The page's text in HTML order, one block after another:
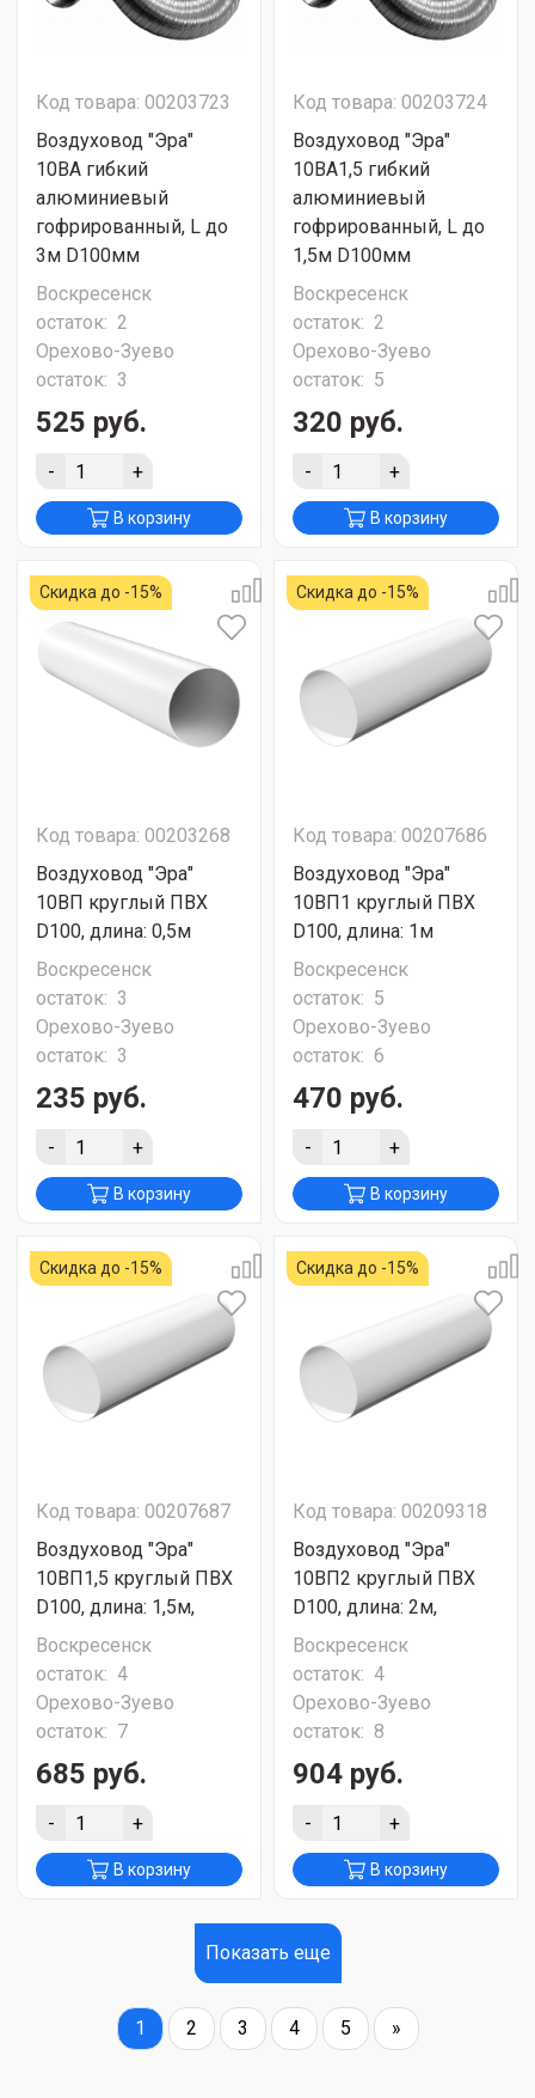
Код товара: 00203723
Воздуховод "Эра"
10ВА гибкий
алюминиевый
гофрированный, L до
3м D100мм
Воскресенск
остаток: 2
Орехово-Зуево
остаток: 3
525 руб.
- +
В корзину
Код товара: 00203724
Воздуховод "Эра"
10ВА1,5 гибкий
алюминиевый
гофрированный, L до
1,5м D100мм
Воскресенск
остаток: 2
Орехово-Зуево
остаток: 5
320 руб.
- +
В корзину
Скидка до -15%
Код товара: 00203268
Воздуховод "Эра"
10ВП круглый ПВХ
D100, длина: 0,5м
Воскресенск
остаток: 3
Орехово-Зуево
остаток: 3
235 руб.
- +
В корзину
Скидка до -15%
Код товара: 00207686
Воздуховод "Эра"
10ВП1 круглый ПВХ
D100, длина: 1м
Воскресенск
остаток: 5
Орехово-Зуево
остаток: 6
470 руб.
- +
В корзину
Скидка до -15%
Код товара: 00207687
Воздуховод "Эра"
10ВП1,5 круглый ПВХ
D100, длина: 1,5м,
Воскресенск
остаток: 4
Орехово-Зуево
остаток: 7
685 руб.
- +
В корзину
Скидка до -15%
Код товара: 00209318
Воздуховод "Эра"
10ВП2 круглый ПВХ
D100, длина: 2м,
Воскресенск
остаток: 4
Орехово-Зуево
остаток: 8
904 руб.
- +
В корзину
Показать еще
1 2 3 4 5 »